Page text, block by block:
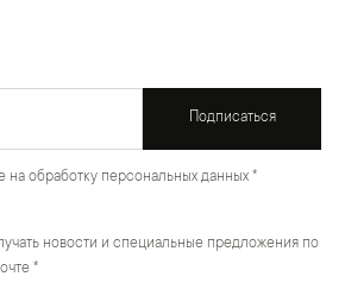
Подписаться
на обработку персональных данных *
новости и специальные предложения по
*